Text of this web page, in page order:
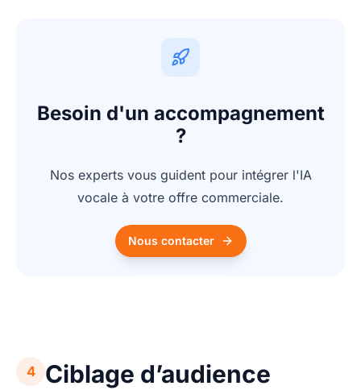
Besoin d'un accompagnement
?
Nos experts vous guident pour intégrer l'IA
vocale à votre offre commerciale.
Nous contacter
4
Ciblage d’audience